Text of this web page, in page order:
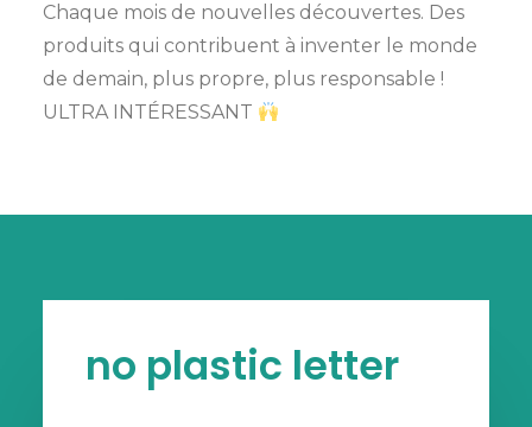
Chaque mois de nouvelles découvertes. Des
produits qui contribuent à inventer le monde
de demain, plus propre, plus responsable !
ULTRA INTÉRESSANT
no plastic letter